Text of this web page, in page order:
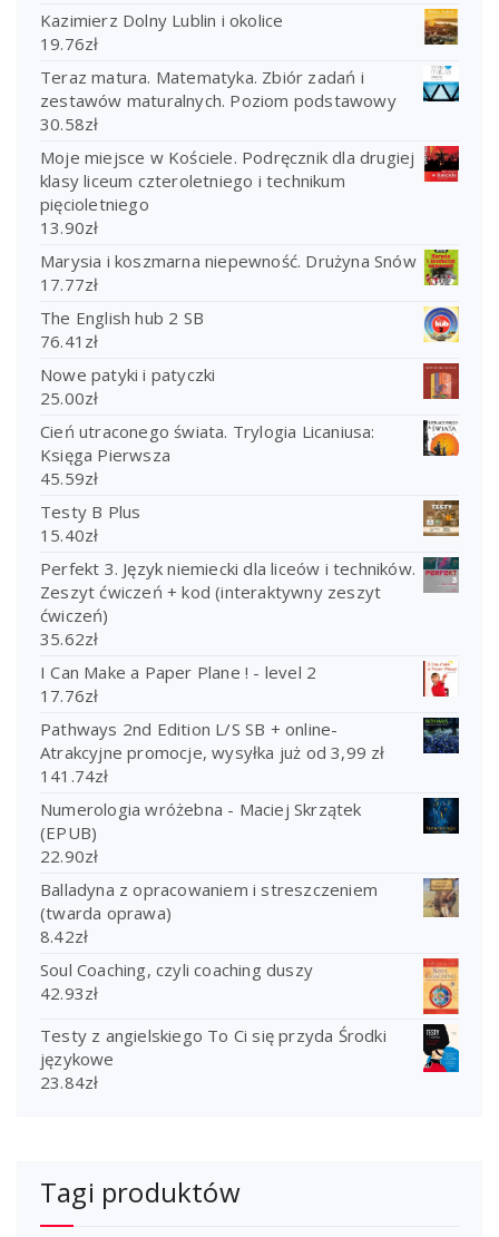
Kazimierz Dolny Lublin i okolice
19.76zł
Teraz matura. Matematyka. Zbiór zadań i
zestawów maturalnych. Poziom podstawowy
30.58zł
Moje miejsce w Kościele. Podręcznik dla drugiej
klasy liceum czteroletniego i technikum
pięcioletniego
13.90zł
Marysia i koszmarna niepewność. Drużyna Snów
17.77zł
The English hub 2 SB
76.41 zł
Nowe patyki i patyczki
25.00zł
Cień utraconego świata. Trylogia Licaniusa:
Księga Pierwsza
45.59zł
Testy B Plus
15.40zł
Perfekt 3. Język niemiecki dla liceów i techników.
Zeszyt ćwiczeń + kod (interaktywny zeszyt
ćwiczeń)
35.62zł
I Can Make a Paper Plane ! - level 2
17.76zł
Pathways 2nd Edition L/S SB + online-
Atrakcyjne promocje, wysyłka już od 3,99 zł
141.74zł
Numerologia wróżebna - Maciej Skrzątek
(EPUB)
22.90zł
Balladyna z opracowaniem i streszczeniem
(twarda oprawa)
8.42zł
Soul Coaching, czyli coaching duszy
42.93zł
Testy z angielskiego To Ci się przyda Środki
językowe
23.84zł
Tagi produktów